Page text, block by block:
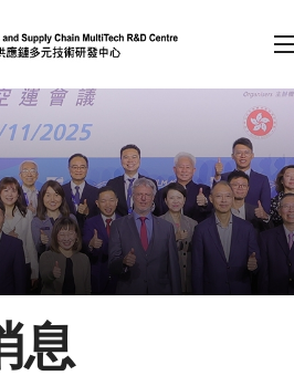
按回車鍵）
會員登入
A A EN 繁 简
息